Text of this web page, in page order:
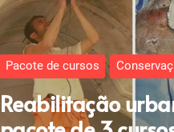
Pacote de cursos
Reabilitação